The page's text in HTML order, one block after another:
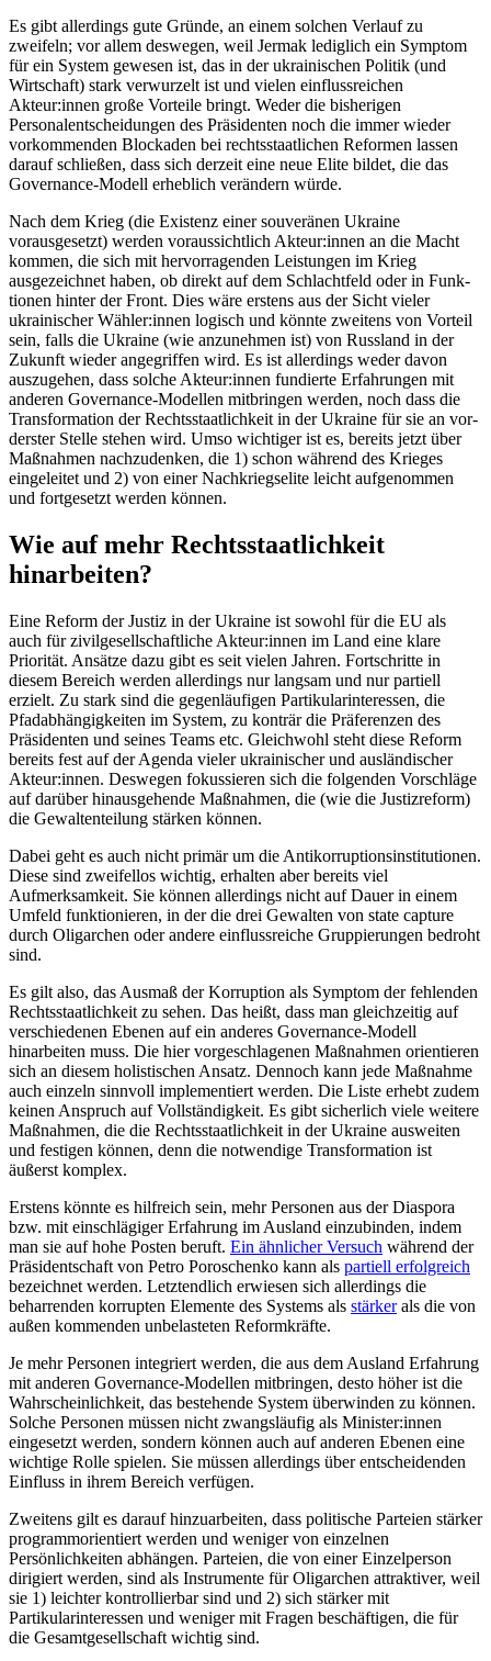
Es gibt allerdings gute Gründe, an einem solchen Verlauf zu
zweifeln; vor allem des­wegen, weil Jermak lediglich ein Symptom
für ein System gewesen ist, das in der ukrai­nischen Politik (und
Wirtschaft) stark ver­wurzelt ist und vielen einflussreichen
Akteur:innen große Vor­teile bringt. Weder die bisherigen
Personalentscheidungen des Präsidenten noch die immer wieder
vor­kom­menden Blockaden bei rechtsstaat­lichen Reformen lassen
darauf schließen, dass sich derzeit eine neue Elite bildet, die das
Gover­nance-Modell erheblich verändern würde.
Nach dem Krieg (die Existenz einer sou­veränen Ukraine
vorausgesetzt) werden voraussichtlich Akteur:innen an die Macht
kommen, die sich mit hervorragenden Leis­tungen im Krieg
ausgezeichnet haben, ob direkt auf dem Schlachtfeld oder in Funk­
tionen hinter der Front. Dies wäre erstens aus der Sicht vieler
ukrainischer Wähler:in­nen logisch und könnte zweitens von Vor­teil
sein, falls die Ukraine (wie anzunehmen ist) von Russland in der
Zukunft wieder angegriffen wird. Es ist allerdings weder davon
auszugehen, dass solche Akteur:in­nen fun­dierte Erfahrungen mit
anderen Gover­nance-Modellen mitbringen werden, noch dass die
Transformation der Rechtsstaatlichkeit in der Ukraine für sie an vor­
derster Stelle stehen wird. Umso wichtiger ist es, bereits jetzt über
Maßnahmen nach­zudenken, die 1) schon während des Krieges
eingeleitet und 2) von einer Nachkriegselite leicht aufgenommen
und fortgesetzt werden können.
Wie auf mehr Rechtsstaatlichkeit
hinarbeiten?
Eine Reform der Justiz in der Ukraine ist sowohl für die EU als
auch für zivilgesellschaftliche Akteur:innen im Land eine klare
Priorität. Ansätze dazu gibt es seit vielen Jahren. Fortschritte in
diesem Be­reich werden allerdings nur langsam und nur partiell
erzielt. Zu stark sind die gegen­läufigen Parti­kularinteressen, die
Pfad­abhängigkeiten im System, zu konträr die Präfe­renzen des
Präsidenten und seines Teams etc. Gleichwohl steht diese Reform
bereits fest auf der Agenda vieler ukrainischer und aus­ländischer
Akteur:innen. Deswegen fokussieren sich die folgenden Vorschläge
auf darüber hinausgehende Maßnahmen, die (wie die Justizreform)
die Gewaltenteilung stärken können.
Dabei geht es auch nicht primär um die Antikorruptionsinstitutionen.
Diese sind zweifellos wichtig, erhalten aber bereits viel
Aufmerksamkeit. Sie können allerdings nicht auf Dauer in einem
Umfeld funk­tionieren, in der die drei Gewalten von state capture
durch Oligarchen oder andere ein­flussreiche Gruppierungen bedroht
sind.
Es gilt also, das Ausmaß der Korruption als Symptom der fehlenden
Rechtsstaatlich­keit zu sehen. Das heißt, dass man gleich­zeitig auf
verschiedenen Ebenen auf ein anderes Governance-Modell
hinarbeiten muss. Die hier vorgeschlagenen Maß­nahmen orientieren
sich an diesem holis­tischen Ansatz. Dennoch kann jede Maß­nahme
auch einzeln sinnvoll implementiert werden. Die Liste erhebt zudem
keinen Anspruch auf Vollständigkeit. Es gibt sicher­lich viele weitere
Maßnahmen, die die Rechtsstaatlichkeit in der Ukraine aus­wei­ten
und festigen können, denn die not­wen­dige Transformation ist
äußerst kom­plex.
Erstens könnte es hilfreich sein, mehr Personen aus der Diaspora
bzw. mit ein­schlägiger Erfahrung im Ausland einzubinden, indem
man sie auf hohe Posten beruft. Ein ähnlicher Versuch während der
Präsi­dentschaft von Petro Poroschenko kann als partiell erfolgreich
bezeichnet werden. Letztendlich erwiesen sich allerdings die
beharrenden korrupten Elemente des Systems als stärkerals die von
außen kommenden unbelasteten Reformkräfte.
Je mehr Personen integriert werden, die aus dem Ausland Erfahrung
mit ande­ren Governance-Model­len mitbringen, desto höher ist die
Wahrscheinlichkeit, das beste­hende System überwinden zu können.
Solche Personen müssen nicht zwangsläufig als Minister:innen
eingesetzt werden, sondern können auch auf anderen Ebenen eine
wichtige Rolle spielen. Sie müssen aller­dings über entscheidenden
Einfluss in ihrem Bereich verfügen.
Zweitens gilt es darauf hinzuarbeiten, dass politische Parteien stärker
programmorientiert werden und weniger von einzel­nen
Persönlichkeiten abhängen. Parteien, die von einer Einzelperson
dirigiert werden, sind als Instrumente für Oligarchen attrak­tiver, weil
sie 1) leichter kontrollierbar sind und 2) sich stärker mit
Partikularinteressen und weni­ger mit Fragen beschäftigen, die für
die Gesamtgesellschaft wichtig sind.